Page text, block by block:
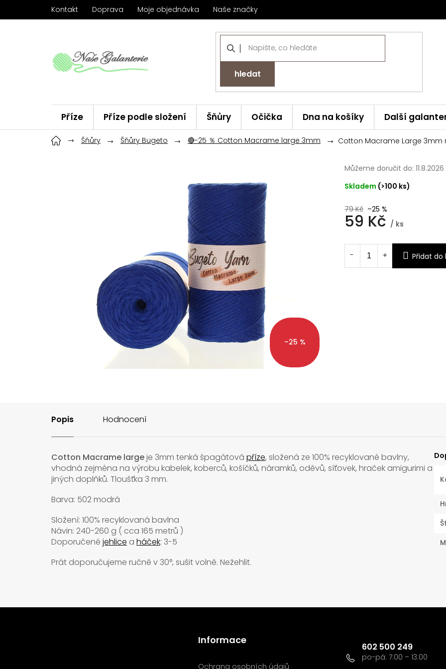
Kontakt Doprava Moje objednávka Naše značky
hledat
Příze Příze podle složení Šňůry Očička Dna na košíky Další
Háčky ChiaoGoo Značky
Šňůry Šňůry Bugeto 🔴-25 ％ Cotton Macrame large 3mm Cotton Macrame Large 3mm
–25 %
79 Kč –25 %
59 Kč / ks
cena:
Skladem (>100 ks)
Můžeme doručit do: 11.8.2026
Přidat do
Popis Hodnocení
Cotton Macrame largeje 3mm tenká špagátová příze, složená ze 100% recyklované bavlny,
vhodná zejména na výrobu kabelek, koberců, košíčků, náramků, oděvů, síťovek, hraček amigurimi a
jiných doplňků. Tloušťka 3 mm.
Barva: 502 modrá
Složení: 100% recyklovaná bavlna
Návin: 240-260 g ( cca 165 metrů )
Doporučené jehlice a háček: 3-5
Prát doporučujeme ručně v30°, sušit volně. Nežehlit.
Informace
Ochrana osobních údajů
602 500 249